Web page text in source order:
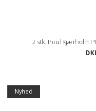
2 stk. Poul Kjærholm
Nyhed